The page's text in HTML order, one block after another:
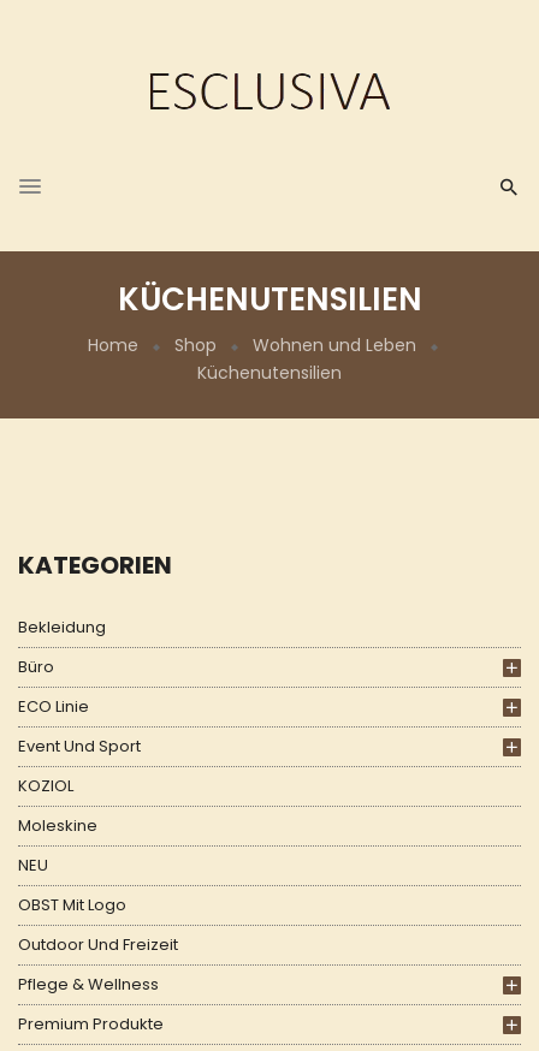
KÜCHENUTENSILIEN
Home Shop
Wohnen und Leben
Küchenutensilien
KATEGORIEN
Bekleidung
Büro
ECO Linie
Event Und Sport
KOZIOL
Moleskine
NEU
OBST Mit Logo
Outdoor Und Freizeit
Pflege & Wellness
Premium Produkte